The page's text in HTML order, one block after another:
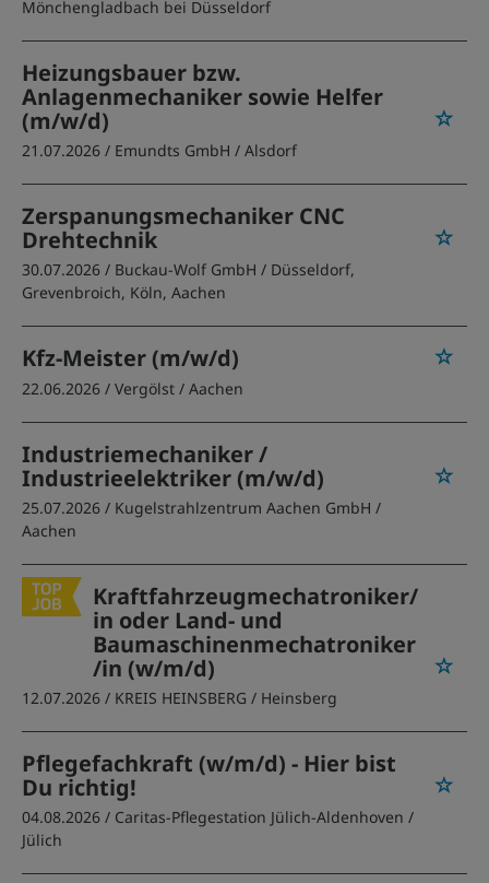
Mönchengladbach bei Düsseldorf
Heizungsbauer bzw.
Anlagenmechaniker sowie Helfer
(m/w/d)
21.07.2026 / Emundts GmbH / Alsdorf
Zerspanungsmechaniker CNC
Drehtechnik
30.07.2026 / Buckau-Wolf GmbH / Düsseldorf,
Grevenbroich, Köln, Aachen
Kfz-Meister (m/w/d)
22.06.2026 / Vergölst / Aachen
Industriemechaniker /
Industrieelektriker (m/w/d)
25.07.2026 / Kugelstrahlzentrum Aachen GmbH /
Aachen
Kraftfahrzeugmechatroniker/
in oder Land- und
Baumaschinenmechatroniker
/in (w/m/d)
12.07.2026 / KREIS HEINSBERG / Heinsberg
Pflegefachkraft (w/m/d) - Hier bist
Du richtig!
04.08.2026 / Caritas-Pflegestation Jülich-Aldenhoven /
Jülich